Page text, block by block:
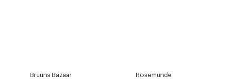
Bruuns Bazaar Rosemunde